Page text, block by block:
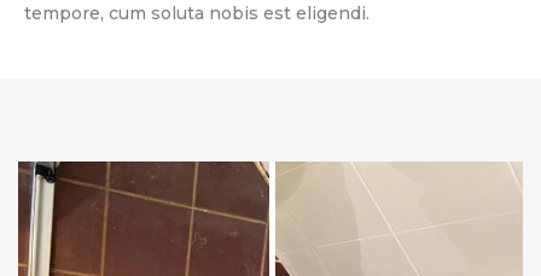
tempore, cum soluta nobis est eligendi.